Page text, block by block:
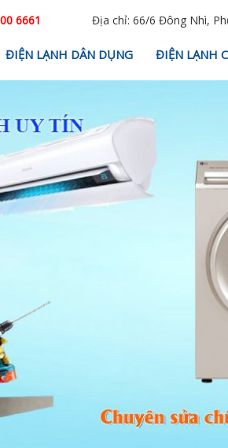
6661 Địa chỉ: 66/6 Đông Nhì,
ĐIỆN LẠNH DÂN DỤNG ĐIỆN LẠNH